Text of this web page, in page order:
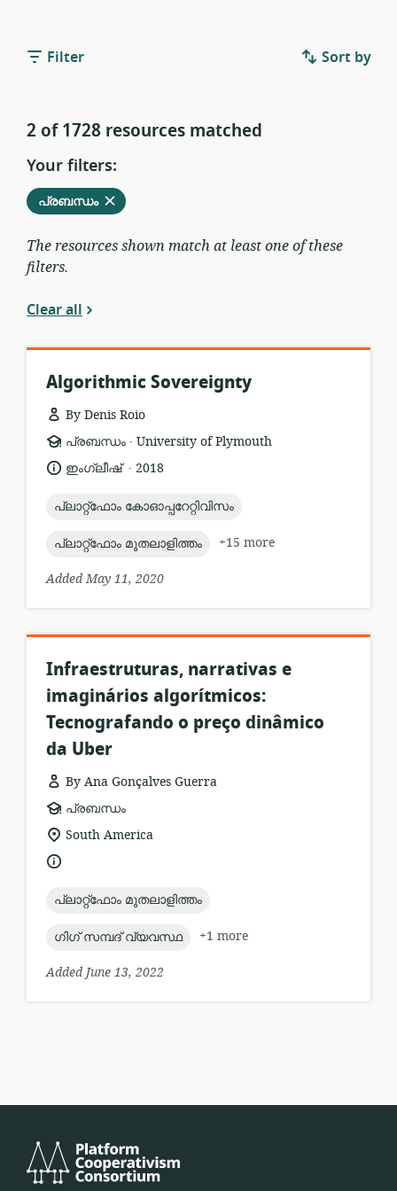
Filter Sort by
2 of 1728 resources matched
Your filters:
Remove
പ്രബന്ധംfrom
current
filters
The resources shown match at least one of these
filters.
Clear all
Algorithmic Sovereignty
By Denis Roio
resource
format:
പ്രബന്ധം .
publisher:
University of Plymouth
language:
ഇംഗ്ലീഷ് .
date2018
topic:
പ്ലാറ്റ്ഫോം കോഓപ്പറേറ്റിവിസം
topic:
പ്ലാറ്റ്ഫോം മുതലാളിത്തം
+15 more
Added May 11, 2020
Infraestruturas, narrativas e
imaginários algorítmicos:
Tecnografando o preço dinâmico
da Uber
By Ana Gonçalves Guerra
resource
format:
പ്രബന്ധം
location
South America
language:
topic:
പ്ലാറ്റ്ഫോം മുതലാളിത്തം
topic:
ഗിഗ് സമ്പദ് വ്യവസ്ഥ
+1 more
Added June 13, 2022